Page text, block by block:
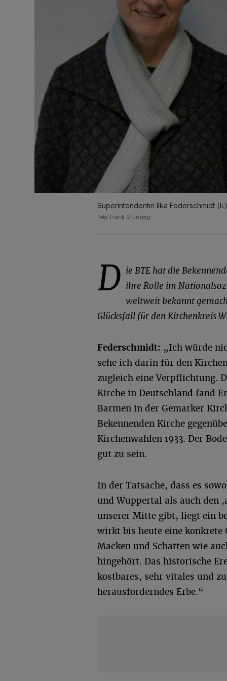
Superintendentin Ilka Federschmidt
Foto: Frank Grünberg
D ie BTE hat die
ihre Rolle im
weltweit bekannt
Glücksfall für den Kirchenkreis
Federschmidt: „Ich würde
sehe ich darin für den
zugleich eine Verpflichtung.
Kirche in Deutschland fand
Barmen in der Gemarker
Bekennenden Kirche
Kirchenwahlen 1933. Der
gut zu sein.
In der Tatsache, dass es
und Wuppertal als auch den
unserer Mitte gibt, liegt ein
wirkt bis heute eine
Macken und Schatten wie
hingehört. Das historische
kostbares, sehr vitales und
herausforderndes Erbe.“